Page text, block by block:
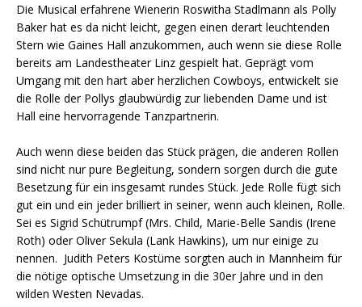
Die Musical erfahrene Wienerin Roswitha Stadlmann als Polly
Baker hat es da nicht leicht, gegen einen derart leuchtenden
Stern wie Gaines Hall anzukommen, auch wenn sie diese Rolle
bereits am Landestheater Linz gespielt hat. Geprägt vom
Umgang mit den hart aber herzlichen Cowboys, entwickelt sie
die Rolle der Pollys glaubwürdig zur liebenden Dame und ist
Hall eine hervorragende Tanzpartnerin.
Auch wenn diese beiden das Stück prägen, die anderen Rollen
sind nicht nur pure Begleitung, sondern sorgen durch die gute
Besetzung für ein insgesamt rundes Stück. Jede Rolle fügt sich
gut ein und ein jeder brilliert in seiner, wenn auch kleinen, Rolle.
Sei es Sigrid Schütrumpf (Mrs. Child, Marie-Belle Sandis (Irene
Roth) oder Oliver Sekula (Lank Hawkins), um nur einige zu
nennen. Judith Peters Kostüme sorgten auch in Mannheim für
die nötige optische Umsetzung in die 30er Jahre und in den
wilden Westen Nevadas.